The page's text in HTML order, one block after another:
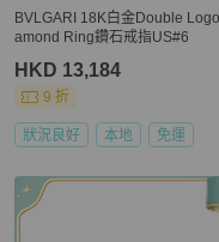
BVLGARI 18K白金Double
amond Ring鑽石戒指US#6
HKD 13,184
9 折
狀況良好 本地 免運